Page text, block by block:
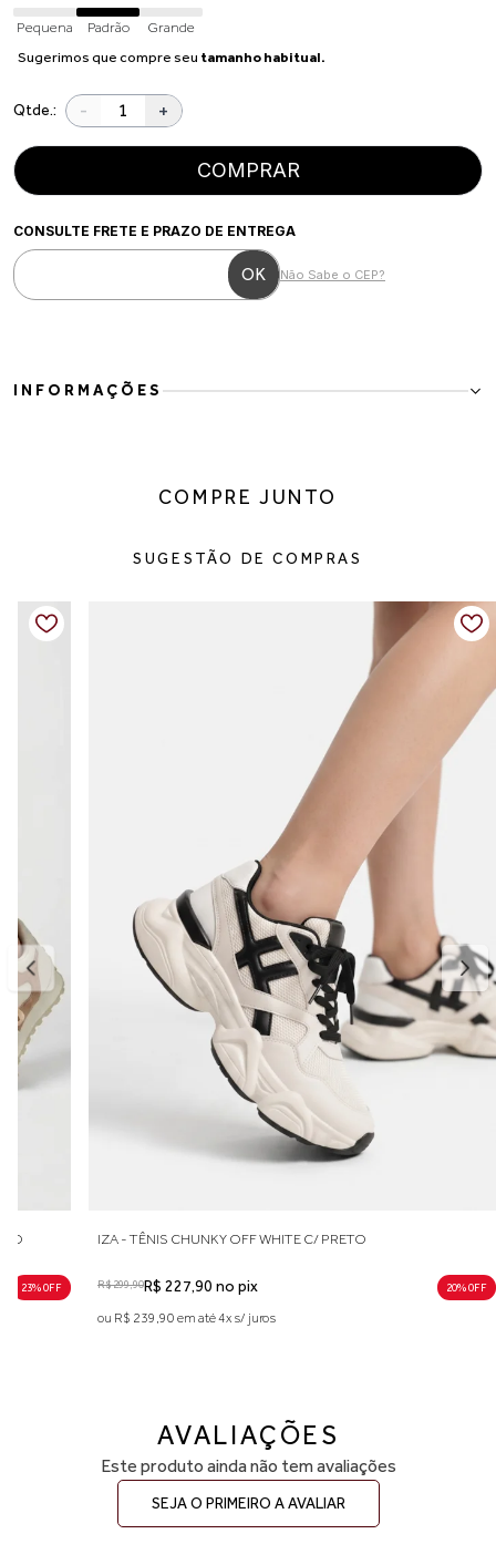
Pequena Padrão
Grande
Sugerimos que compre seu tamanho habitual.
Qtde.: - +
COMPRAR
CONSULTE FRETE E PRAZO DE ENTREGA
Não Sabe o CEP?
INFORMAÇÕES
traz o visual chunky em alta, combinando leveza e personalidade. O
Cor: off white com caramelo
Fechamento: cadarço ajustável
Diferenciais: design chunky moderno, solado anatômico que
proporciona conforto ao caminhar, leve e ideal para uso diário
38 — aproximadamente 25,3 cm
39 — aproximadamente 26,0 cm
40 — aproximadamente 26,6 cm
Para escolher o tamanho ideal, meça seu pé do dedão até o
calcanhar e adicione cerca de 0,5 cm de folga para garantir conforto
no uso. Se estiver entre dois tamanhos, opte pelo maior para um
encaixe mais confortável.E, se precisar ajustar, a primeira troca é
gratuita.
COMPRE JUNTO
SUGESTÃO DE COMPRAS
23% 0FF
IZA - TÊNIS CHUNKY OFF WHITE C/ PRETO
R$ 299,90R$ 227,90 no pix 20% 0FF
ou R$ 239,90 em até 4x s/ juros
AVALIAÇÕES
Este produto ainda não tem avaliações
SEJA O PRIMEIRO A AVALIAR